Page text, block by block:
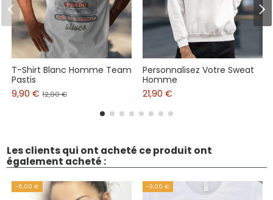
T-Shirt Blanc Homme Team
Pastis
9,90 €12,90 €
Personnalisez Votre Sweat
Homme
21,90 €
Les clients qui ont acheté ce produit ont
également acheté :
-5,00 € -3,00 €